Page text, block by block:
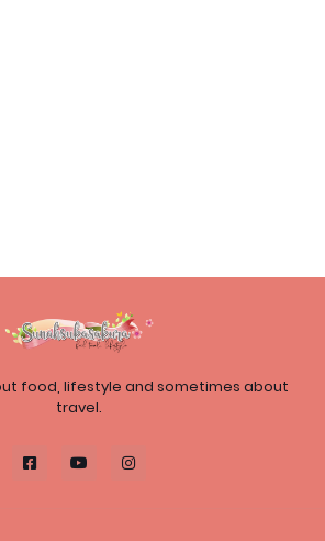
food, lifestyle and sometimes about
travel.